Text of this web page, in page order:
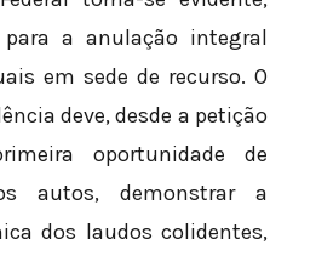
a anulação integral
em sede de recurso. O
deve, desde a petição
oportunidade de
autos, demonstrar a
dos laudos colidentes,